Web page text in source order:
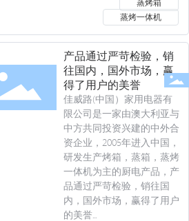
蒸烤箱
蒸烤一体机
产品通过严苛检验，销
往国内，国外市场，赢
得了用户的美誉
佳威路(中国）家用电器有
限公司是一家由澳大利亚与
中方共同投资兴建的中外合
资企业，2005年进入中国，
研发生产烤箱，蒸箱，蒸烤
一体机为主的厨电产品，产
品通过严苛检验，销往国
内，国外市场，赢得了用户
的美誉...